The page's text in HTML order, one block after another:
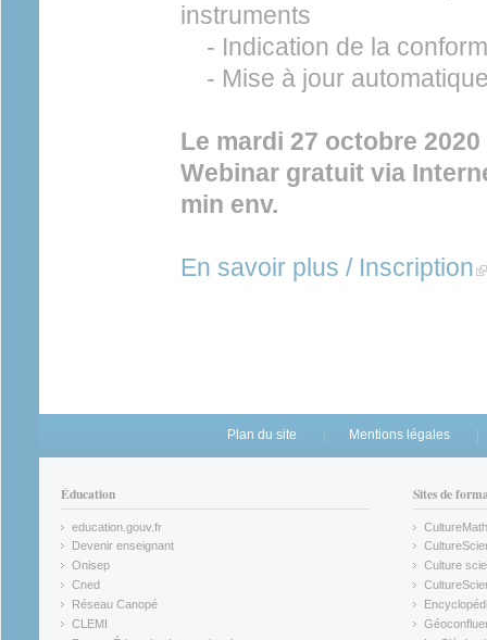
instruments
- Indication de la
- Mise à jour
Le mardi 27 octobre 2020
Webinar gratuit via
min env.
En savoir plus / Inscription
Plan du site Mentions légales
Éducation
education.gouv.fr
(link is external)
Devenir enseignant
(link is external)
Onisep
(link is external)
Cned
(link is external)
Réseau Canopé
(link is external)
CLEMI
Sites de
CultureMath
(link is
(link is
Culture
(link is
(link is